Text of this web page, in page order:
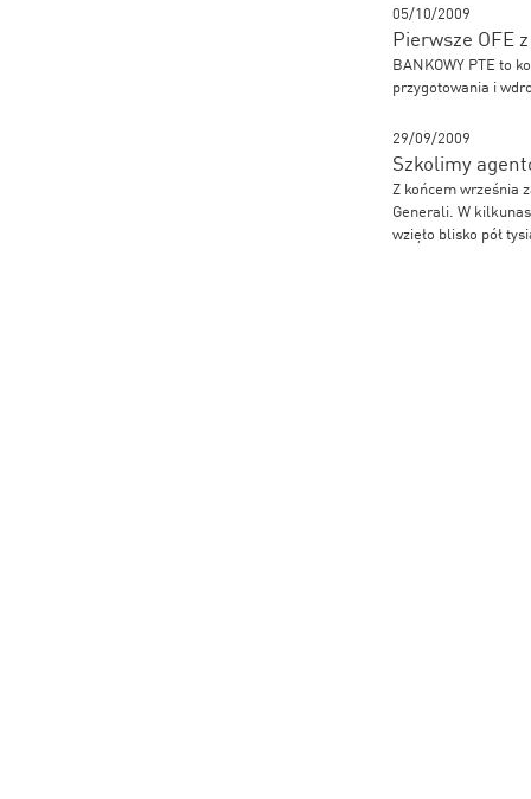
05/10/2009
Pierwsze OFE
BANKOWY PTE to
przygotowania i
29/09/2009
Szkolimy
Z końcem września
Generali. W
wzięło blisko pół